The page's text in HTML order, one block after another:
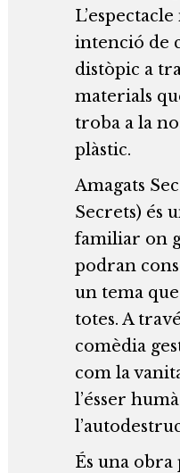
intenció de
distòpic a
materials
troba a la
plàstic.
Amagats
Secrets) és
familiar on
podran
un tema
totes. A
comèdia
com la
l’ésser
És una obra